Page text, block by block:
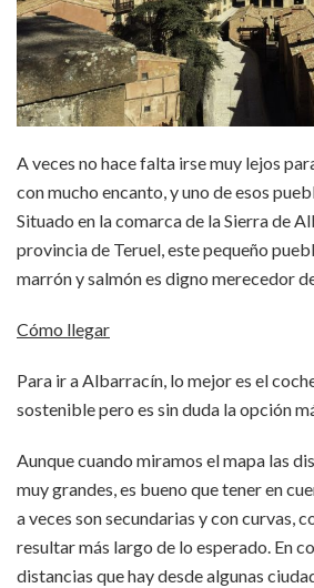
A veces no hace falta irse muy lejos
con mucho encanto, y uno de esos
Situado en la comarca de la Sierra de
provincia de Teruel, este pequeño
marrón y salmón es digno merecedor
Cómo llegar
Para ir a Albarracín, lo mejor es el
sostenible pero es sin duda la opción
Aunque cuando miramos el mapa las
muy grandes, es bueno que tener en
a veces son secundarias y con curvas,
resultar más largo de lo esperado. En
distancias que hay desde algunas